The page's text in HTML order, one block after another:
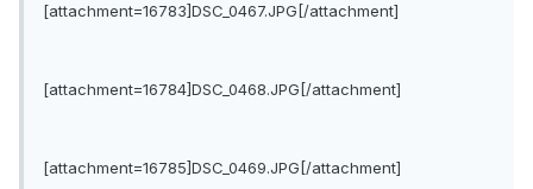
[attachment=16783]DSC_0467.JPG[/attachment]
[attachment=16784]DSC_0468.JPG[/attachment]
[attachment=16785]DSC_0469.JPG[/attachment]